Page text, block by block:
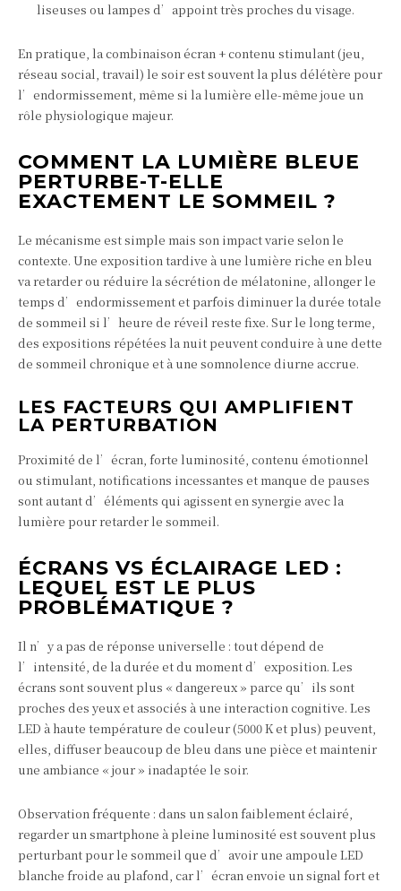
liseuses ou lampes d’appoint très proches du visage.
En pratique, la combinaison écran + contenu stimulant (jeu,
réseau social, travail) le soir est souvent la plus délétère pour
l’endormissement, même si la lumière elle-même joue un
rôle physiologique majeur.
COMMENT LA LUMIÈRE BLEUE
PERTURBE-T-ELLE
EXACTEMENT LE SOMMEIL ?
Le mécanisme est simple mais son impact varie selon le
contexte. Une exposition tardive à une lumière riche en bleu
va retarder ou réduire la sécrétion de mélatonine, allonger le
temps d’endormissement et parfois diminuer la durée totale
de sommeil si l’heure de réveil reste fixe. Sur le long terme,
des expositions répétées la nuit peuvent conduire à une dette
de sommeil chronique et à une somnolence diurne accrue.
LES FACTEURS QUI AMPLIFIENT
LA PERTURBATION
Proximité de l’écran, forte luminosité, contenu émotionnel
ou stimulant, notifications incessantes et manque de pauses
sont autant d’éléments qui agissent en synergie avec la
lumière pour retarder le sommeil.
ÉCRANS VS ÉCLAIRAGE LED :
LEQUEL EST LE PLUS
PROBLÉMATIQUE ?
Il n’y a pas de réponse universelle : tout dépend de
l’intensité, de la durée et du moment d’exposition. Les
écrans sont souvent plus « dangereux » parce qu’ils sont
proches des yeux et associés à une interaction cognitive. Les
LED à haute température de couleur (5000 K et plus) peuvent,
elles, diffuser beaucoup de bleu dans une pièce et maintenir
une ambiance « jour » inadaptée le soir.
Observation fréquente : dans un salon faiblement éclairé,
regarder un smartphone à pleine luminosité est souvent plus
perturbant pour le sommeil que d’avoir une ampoule LED
blanche froide au plafond, car l’écran envoie un signal fort et